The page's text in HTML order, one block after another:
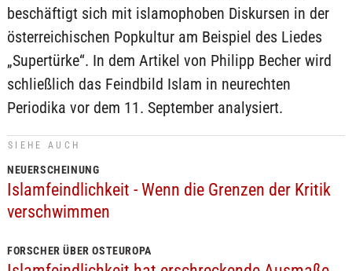
beschäftigt sich mit islamophoben Diskursen in der
österreichischen Popkultur am Beispiel des Liedes
„Supertürke“. In dem Artikel von Philipp Becher wird
schließlich das Feindbild Islam in neurechten
Periodika vor dem 11. September analysiert.
SIEHE AUCH
NEUERSCHEINUNG
Islamfeindlichkeit - Wenn die Grenzen der Kritik
verschwimmen
FORSCHER ÜBER OSTEUROPA